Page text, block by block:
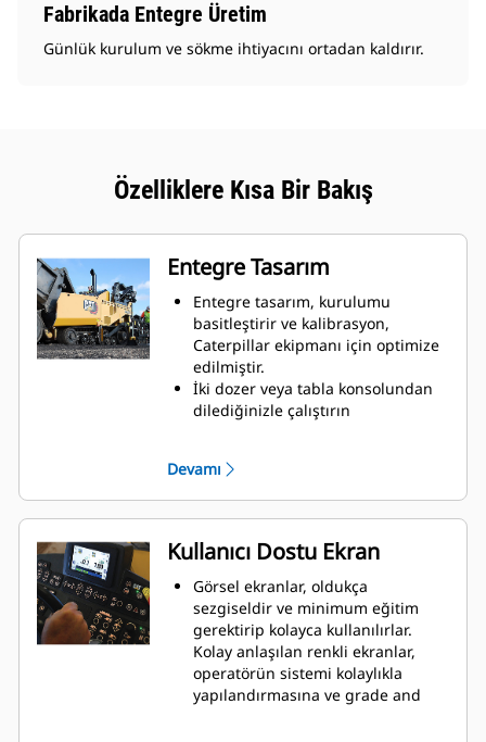
Fabrikada Entegre Üretim
Günlük kurulum ve sökme ihtiyacını ortadan kaldırır.
Özelliklere Kısa Bir Bakış
Entegre Tasarım
Entegre tasarım, kurulumu
basitleştirir ve kalibrasyon,
Caterpillar ekipmanı için optimize
edilmiştir.
İki dozer veya tabla konsolundan
dilediğinizle çalıştırın
kullanın
Ortalama kirişinin kullanımı
esnasında otomatik moddayken
hareket halinde sensör seçimi,
durup yeniden kalibre etmeye
gerek kalmaz.
Devamı
Kullanıcı Dostu Ekran
Görsel ekranlar, oldukça
sezgiseldir ve minimum eğitim
gerektirip kolayca kullanılırlar.
Kolay anlaşılan renkli ekranlar,
operatörün sistemi kolaylıkla
yapılandırmasına ve grade and